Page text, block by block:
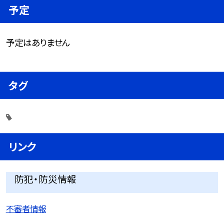
予定
予定はありません
タグ
リンク
防犯・防災情報
不審者情報